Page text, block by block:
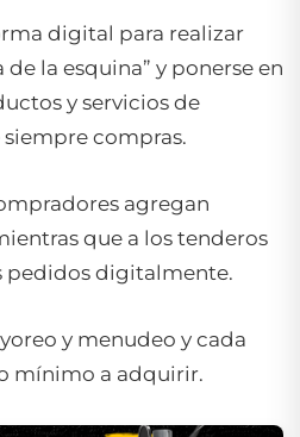
digital para realizar
la esquina” y ponerse en
y servicios de
compras.
agregan
que a los tenderos
pedidos digitalmente.
y menudeo y cada
mínimo a adquirir.